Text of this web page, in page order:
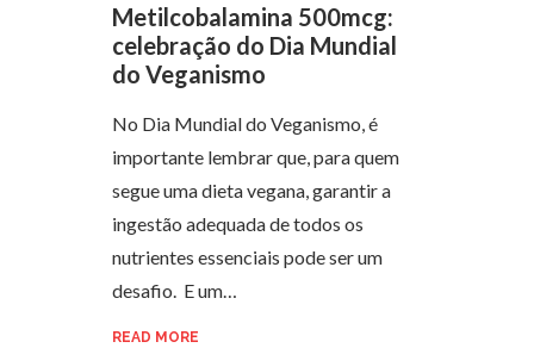
Metilcobalamina 500mcg:
celebração do Dia Mundial
do Veganismo
No Dia Mundial do Veganismo, é
importante lembrar que, para quem
segue uma dieta vegana, garantir a
ingestão adequada de todos os
nutrientes essenciais pode ser um
desafio. E um…
READ MORE